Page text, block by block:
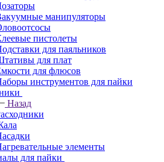
манипуляторы
пистолеты
для паяльников
для плат
для флюсов
инструментов для пайки
Назад
элементы
для пайки